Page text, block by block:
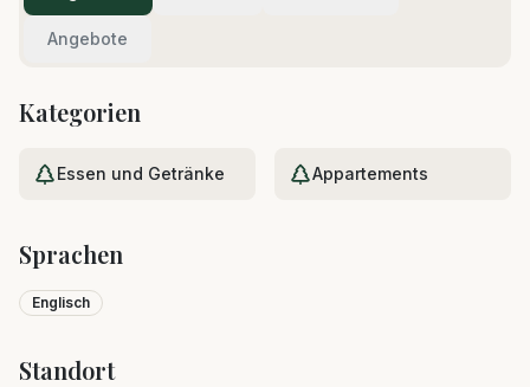
Angebote
Kategorien
Essen und Getränke Appartements
Sprachen
Englisch
Standort